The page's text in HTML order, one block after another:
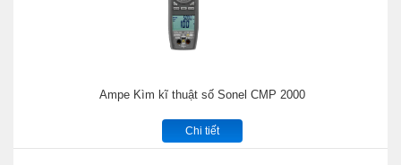
Ampe Kìm kĩ thuật số Sonel CMP 2000
Chi tiết